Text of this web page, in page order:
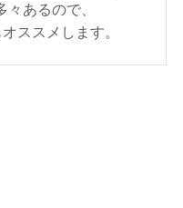
あるので、
ススメします。